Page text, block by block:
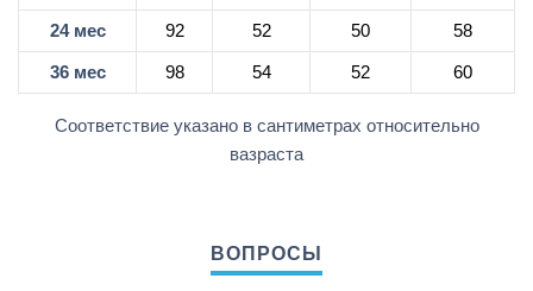
24 мес 92 52 50 58
36 мес 98 54 52 60
Соответствие указано в сантиметрах относительно
вазраста